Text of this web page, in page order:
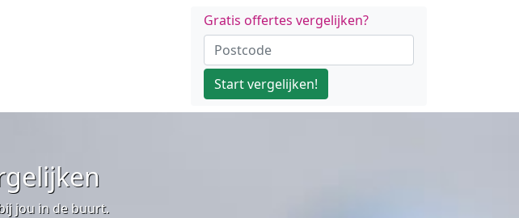
Gratis offertes vergelijken?
Start vergelijken!
jou in de buurt.